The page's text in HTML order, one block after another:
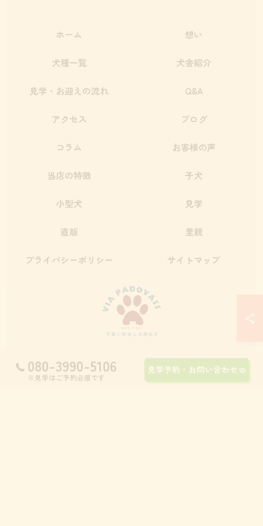
080-3990-5106
※見学はご予約必須です
見学予約・お問い合わせ
ホーム 想い
犬種一覧 犬舎紹介
見学・お迎えの流れ Q&A
アクセス ブログ
コラム お客様の声
当店の特徴 子犬
小型犬 見学
直販 里親
プライバシーポリシー サイトマップ
© 2026 九州のブリーダーならVia Padova55 ALL RIGHTS RESERVED.